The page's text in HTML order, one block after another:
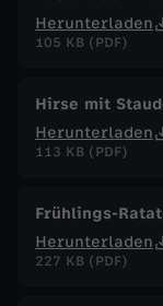
Herunterladen
105 KB (PDF)
Hirse mit
Herunterladen
113 KB (PDF)
Frühlings-
Herunterladen
227 KB (PDF)